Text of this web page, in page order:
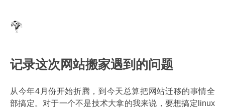
记录这次网站搬家遇到的问题
从今年4月份开始折腾，到今天总算把网站迁移的事情全
部搞定。对于一个不是技术大拿的我来说，要想搞定linux